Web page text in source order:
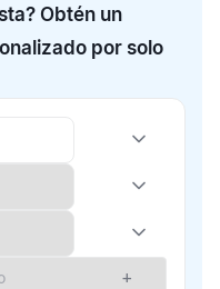
Obtén un
por solo
+